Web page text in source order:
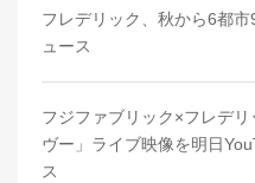
フレデリック、秋から6都
ュース
フジファブリック×フレデ
ヴー」ライブ映像を明日
ス